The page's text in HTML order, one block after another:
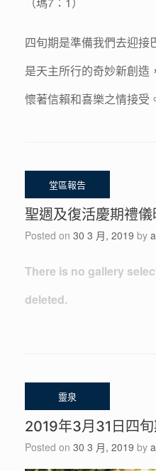
四旬期是準備我們去迎接
是天主所行的奇妙新創造
懷著信賴和喜樂之情接受
聖週及復活慶期禮儀
Posted on 30 3 月, 2019 by
There is no gallery
deleted.
2019年3月31日四
Posted on 30 3 月, 2019 by